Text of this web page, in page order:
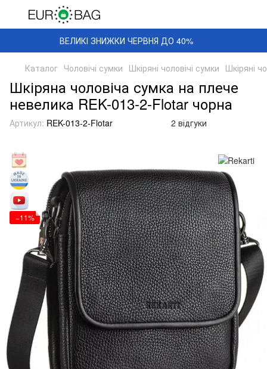
ВЕЛИКІ ЗНИЖКИ ЧЕРВНЯ ДО 40%
Каталог Чоловічі сумки Шкіряні чоловічі сумки Шкіряні
Шкіряна чоловіча сумка на плече
невелика REK-013-2-Flotar чорна
Артикул: REK-013-2-Flotar 2 відгуки
−11%